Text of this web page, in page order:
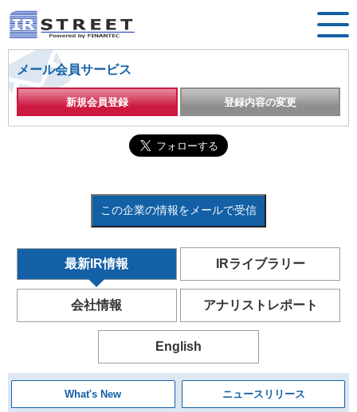
メール会員サービス
新規会員登録 登録内容の変更
この企業の情報をメールで受信
最新IR情報 IRライブラリー
会社情報 アナリストレポート
English
What's New ニュースリリース